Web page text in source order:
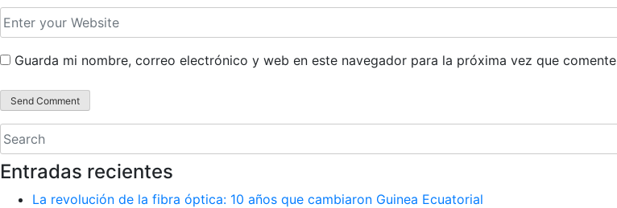
Guarda mi nombre, correo electrónico y web en este navegador para la próxima vez que
Entradas recientes
La revolución de la fibra óptica: 10 años que cambiaron Guinea Ecuatorial